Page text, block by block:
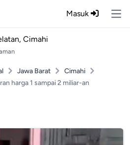
Masuk
Cimahi
Jawa Barat
Cimahi
harga 1 sampai 2 miliar-an